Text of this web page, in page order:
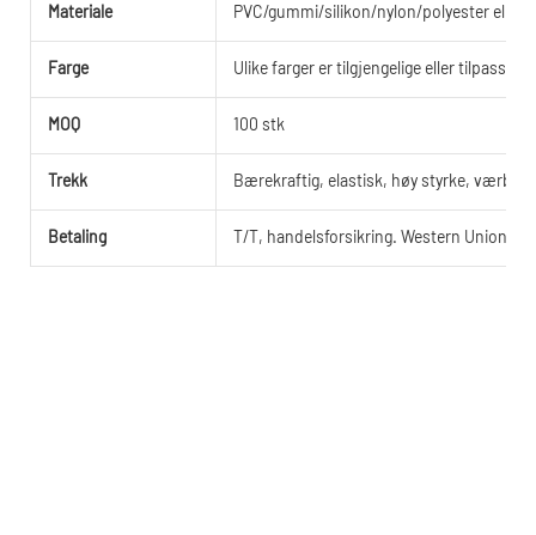
Materiale PVC/gummi/silikon/nylon/polyester eller
Farge Ulike farger er tilgjengelige eller tilpassede
MOQ 100 stk
Trekk Bærekraftig, elastisk, høy styrke,
Betaling T/T, handelsforsikring. Western Union